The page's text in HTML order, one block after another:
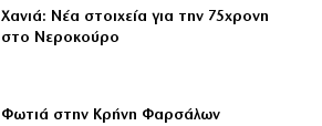
Χανιά: Νέα στοιχεία για την 75χρονη
στο Νεροκούρο
Φωτιά στην Κρήνη Φαρσάλων